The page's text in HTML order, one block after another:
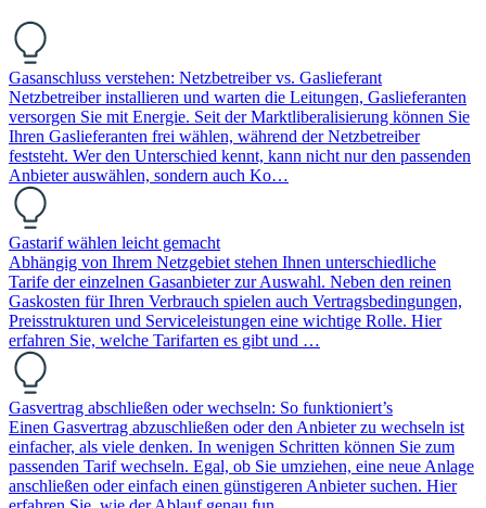
Gasanschluss verstehen: Netzbetreiber vs. Gaslieferant
Netzbetreiber installieren und warten die Leitungen, Gaslieferanten
versorgen Sie mit Energie. Seit der Marktliberalisierung können Sie
Ihren Gaslieferanten frei wählen, während der Netzbetreiber
feststeht. Wer den Unterschied kennt, kann nicht nur den passenden
Anbieter auswählen, sondern auch Ko…
Gastarif wählen leicht gemacht
Abhängig von Ihrem Netzgebiet stehen Ihnen unterschiedliche
Tarife der einzelnen Gasanbieter zur Auswahl. Neben den reinen
Gaskosten für Ihren Verbrauch spielen auch Vertragsbedingungen,
Preisstrukturen und Serviceleistungen eine wichtige Rolle. Hier
erfahren Sie, welche Tarifarten es gibt und …
Gasvertrag abschließen oder wechseln: So funktioniert’s
Einen Gasvertrag abzuschließen oder den Anbieter zu wechseln ist
einfacher, als viele denken. In wenigen Schritten können Sie zum
passenden Tarif wechseln. Egal, ob Sie umziehen, eine neue Anlage
anschließen oder einfach einen günstigeren Anbieter suchen. Hier